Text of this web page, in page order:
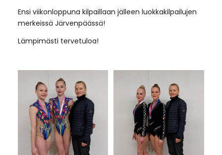
Ensi viikonloppuna kilpaillaan jälleen luokkakilpailujen
merkeissä Järvenpäässä!
Lämpimästi tervetuloa!